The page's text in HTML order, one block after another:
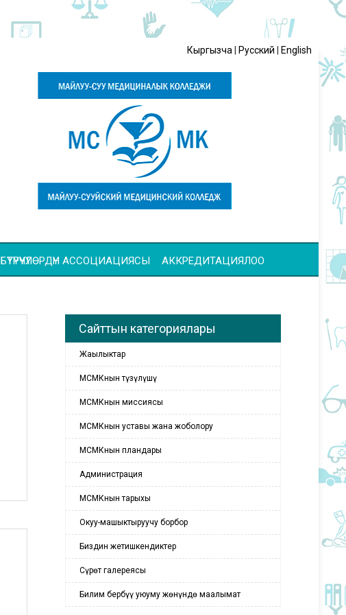
Кыргызча Русский English
БҮТҮРҮҮЧҮЛӨРДҮН АССОЦИАЦИЯСЫ АККРЕДИТАЦИЯЛОО
Сайттын категориялары
Жаңылыктар
МСМКнын түзүлүшү
МСМКнын миссиясы
МСМКнын уставы жана жоболору
МСМКнын пландары
Администрация
МСМКнын тарыхы
Окуу-машыктыруучу борбор
Биздин жетишкендиктер
Сүрөт галереясы
Билим бербүү уюуму жөнүндө маалымат